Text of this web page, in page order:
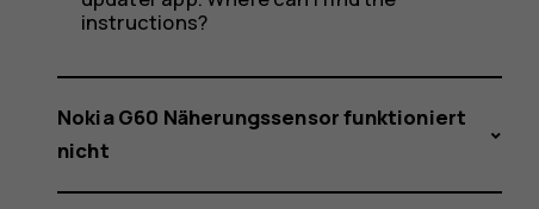
instructions?
Nokia G60 Näherungssensor funktioniert
nicht